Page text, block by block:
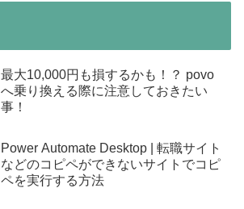
最大10,000円も損するかも！？ povo
へ乗り換える際に注意しておきたい
事！
Power Automate Desktop | 転職サイト
などのコピペができないサイトでコピ
ペを実行する方法